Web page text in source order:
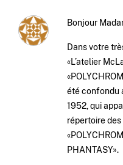
Bonjour
Dans votre
«L’atelier
été confondu
1952, qui
répertoire
PHANTASY».